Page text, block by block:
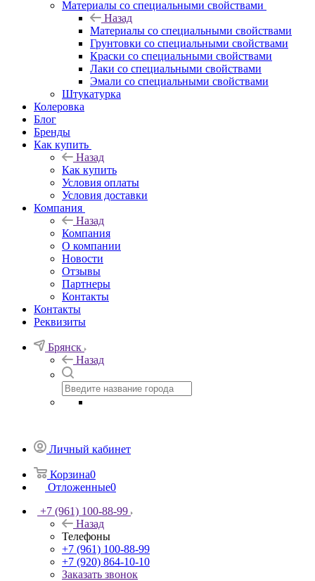
Материалы со специальными свойствами
Назад
Материалы со специальными свойствами
Грунтовки со специальными свойствами
Краски со специальными свойствами
Лаки со специальными свойствами
Эмали со специальными свойствами
Штукатурка
Колеровка
Блог
Бренды
Как купить
Назад
Как купить
Условия оплаты
Условия доставки
Компания
Назад
Компания
О компании
Новости
Отзывы
Партнеры
Контакты
Контакты
Реквизиты
Брянск
Назад
Личный кабинет
Корзина0
Отложенные0
+7 (961) 100-88-99
Назад
Телефоны
+7 (961) 100-88-99
+7 (920) 864-10-10
Заказать звонок